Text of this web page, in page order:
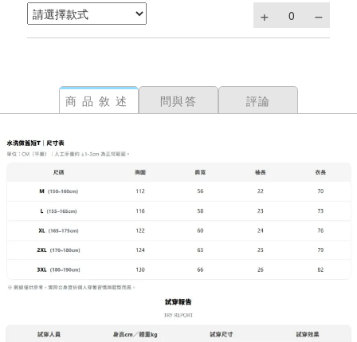
商品敘述 問與答 評論